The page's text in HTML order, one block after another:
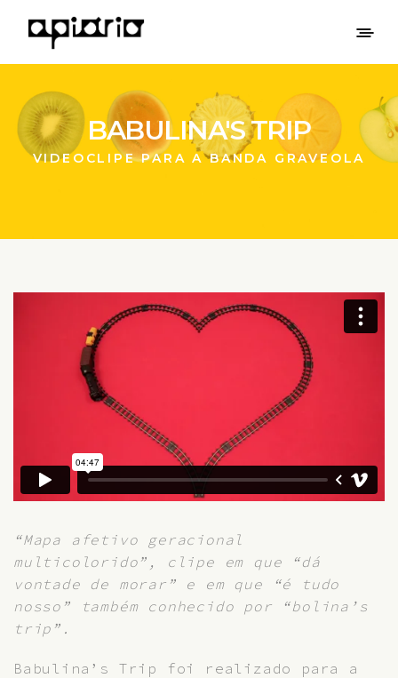
BABULINA'S TRIP
VIDEOCLIPE PARA A BANDA GRAVEOLA
“Mapa afetivo geracional
multicolorido”, clipe em que “dá
vontade de morar” e em que “é tudo
nosso” também conhecido por “bolina’s
trip”.
Babulina’s Trip foi realizado para a